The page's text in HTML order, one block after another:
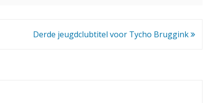
Derde jeugdclubtitel voor Tycho Bruggink